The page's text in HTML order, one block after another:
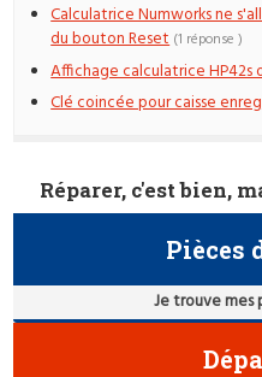
Calculatrice Numworks ne
du bouton Reset (1 réponse )
Affichage calculatrice
Clé coincée pour caisse
Réparer, c'est bien,
Pièces
Je trouve mes